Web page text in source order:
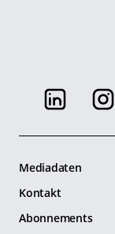
Mediadaten
Kontakt
Abonnements